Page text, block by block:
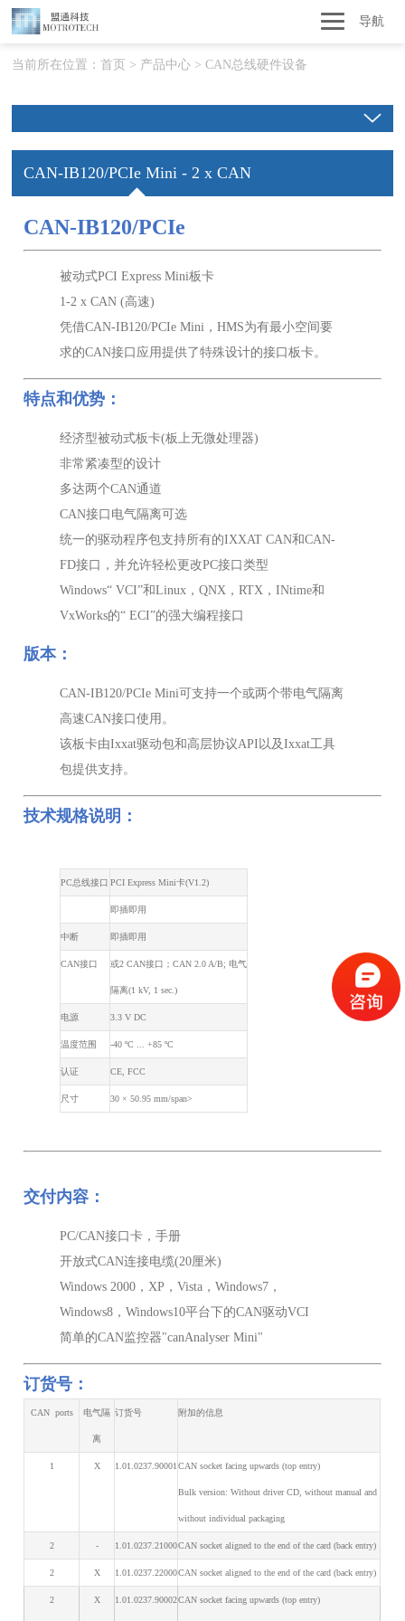
导航
当前所在位置：首页 > 产品中心 >CAN总线硬件设备
CAN-IB120/PCIe Mini - 2 x CAN
CAN-IB120/PCIe
被动式PCI Express Mini板卡
1-2 x CAN (高速)
凭借CAN-IB120/PCIe Mini，HMS为有最小空间要
求的CAN接口应用提供了特殊设计的接口板卡。
特点和优势：
经济型被动式板卡(板上无微处理器)
非常紧凑型的设计
多达两个CAN通道
CAN接口电气隔离可选
统一的驱动程序包支持所有的IXXAT CAN和CAN-
FD接口，并允许轻松更改PC接口类型
Windows“ VCI”和Linux，QNX，RTX，INtime和
VxWorks的“ ECI”的强大编程接口
版本：
CAN-IB120/PCIe Mini可支持一个或两个带电气隔离
高速CAN接口使用。
该板卡由Ixxat驱动包和高层协议API以及Ixxat工具
包提供支持。
技术规格说明：
PC总线接口 PCI Express Mini卡(V1.2)
即插即用
中断 即插即用
CAN接口 或2 CAN接口；CAN 2.0 A/B; 电气
隔离(1 kV, 1 sec.)
电源 3.3 V DC
温度范围 -40 ºC ... +85 ºC
认证 CE, FCC
尺寸 30 × 50.95 mm/span>
交付内容：
PC/CAN接口卡，手册
开放式CAN连接电缆(20厘米)
Windows 2000，XP，Vista，Windows7，
Windows8，Windows10平台下的CAN驱动VCI
简单的CAN监控器"canAnalyser Mini"
订货号：
CAN ports 电气隔
离
订货号 附加的信息
1 X 1.01.0237.90001 CAN socket facing upwards (top entry)
Bulk version: Without driver CD, without manual and
without individual packaging
2 - 1.01.0237.21000CAN socket aligned to the end of the card (back entry)
2 X 1.01.0237.22000CAN socket aligned to the end of the card (back entry)
2 X 1.01.0237.90002CAN socket facing upwards (top entry)